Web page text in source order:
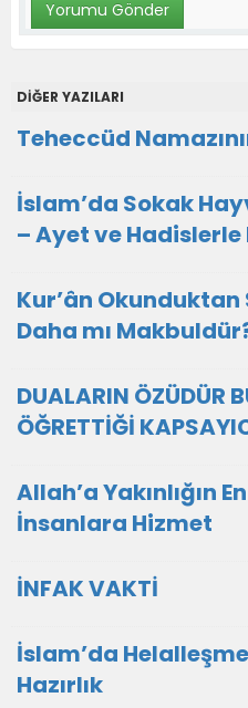
DİĞER YAZILARI
Teheccüd
İslam’da Sokak
– Ayet ve Hadislerle
Kur’ân Okunduktan
Daha mı
DUALARIN ÖZÜDÜR
ÖĞRETTİĞİ
Allah’a Yakınlığın
İnsanlara Hizmet
İNFAK VAKTİ
İslam’da
Hazırlık